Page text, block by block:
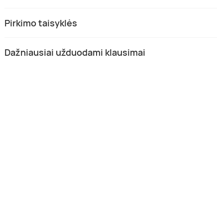
Pirkimo taisyklės
Dažniausiai užduodami klausimai